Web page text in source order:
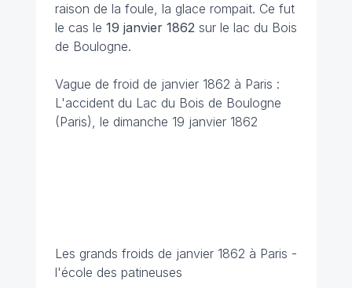
raison de la foule, la glace rompait. Ce fut
le cas le 19 janvier 1862 sur le lac du Bois
de Boulogne.
Vague de froid de janvier 1862 à Paris :
L'accident du Lac du Bois de Boulogne
(Paris), le dimanche 19 janvier 1862
Les grands froids de janvier 1862 à Paris -
l'école des patineuses